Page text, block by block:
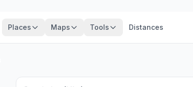
Places Maps Tools Distances